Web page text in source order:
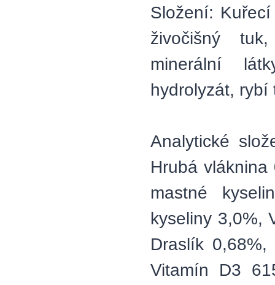
Složení:
živočišný
minerální
hydrolyzát, rybí
Analytické
Hrubá
mastné
kyseliny 3,0%,
Draslík
Vitamín D3